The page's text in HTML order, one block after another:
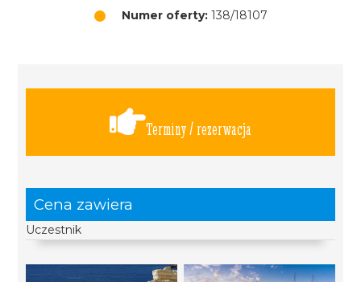
Numer oferty:138/18107
Terminy / rezerwacja
Cena zawiera
Uczestnik